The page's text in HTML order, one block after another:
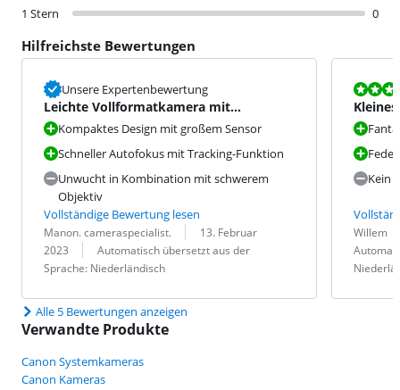
1 Stern
0
Hilfreichste Bewertungen
Unsere Expertenbewertung
Leichte Vollformatkamera mit
schnellem und präzisem Autofoku
Kompaktes Design mit großem Sensor
Schneller Autofokus mit Tracking-Funktion
Unwucht in Kombination mit schwerem
Objektiv
Vollständige Bewertung lesen
Bewertung von:
Manon. cameraspecialist.
Datum:
13. Februar
2023
Übersetzung:
Automatisch übersetzt aus der
Sprache: Niederländisch
Bewertet
kleine
Kein
Bewertung
Willem
Datum:
Alle 5 Bewertungen anzeigen
Verwandte Produkte
Canon Systemkameras
Canon Kameras